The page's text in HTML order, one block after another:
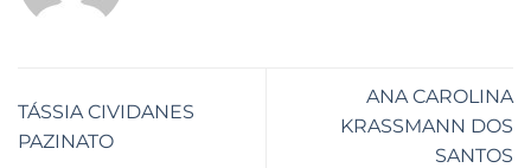
TÁSSIA CIVIDANES
PAZINATO
ANA CAROLINA
KRASSMANN DOS
SANTOS